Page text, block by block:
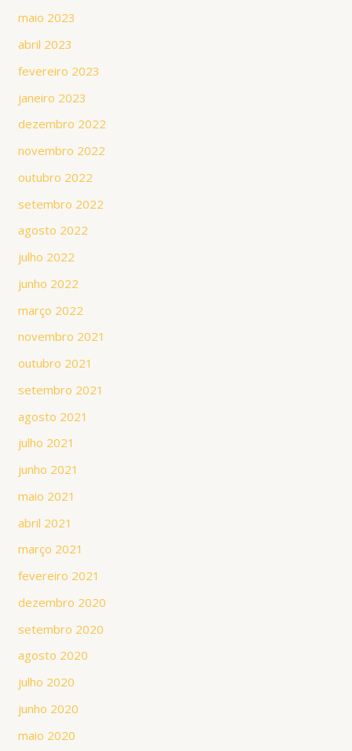
maio 2023
abril 2023
fevereiro 2023
janeiro 2023
dezembro 2022
novembro 2022
outubro 2022
setembro 2022
agosto 2022
julho 2022
junho 2022
março 2022
novembro 2021
outubro 2021
setembro 2021
agosto 2021
julho 2021
junho 2021
maio 2021
abril 2021
março 2021
fevereiro 2021
dezembro 2020
setembro 2020
agosto 2020
julho 2020
junho 2020
maio 2020